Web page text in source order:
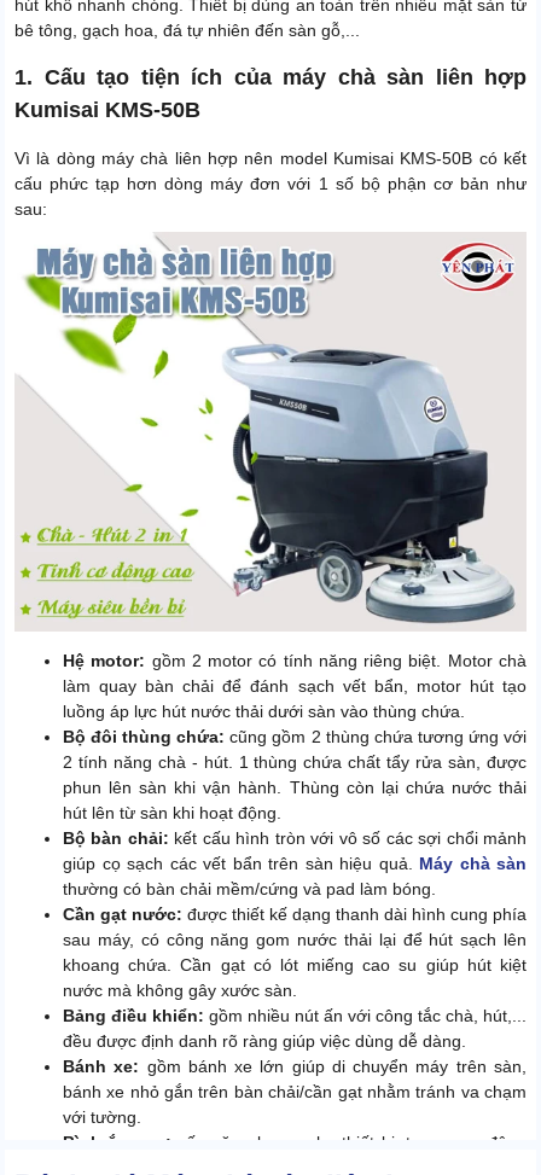
Thời gian bảo hành phần
điện và bơm
12 tháng
Thời gian bảo hành bình ắc
quy, sạc và van từ
6 tháng
Xuất xứ Chính hãng
hút khô nhanh chóng. Thiết bị dùng an toàn trên nhiều mặt sàn từ
bê tông, gạch hoa, đá tự nhiên đến sàn gỗ,...
1. Cấu tạo tiện ích của máy chà sàn liên hợp
Kumisai KMS-50B
Vì là dòng máy chà liên hợp nên model Kumisai KMS-50B có kết
cấu phức tạp hơn dòng máy đơn với 1 số bộ phận cơ bản như
sau:
Hệ motor: gồm 2 motor có tính năng riêng biệt. Motor chà
làm quay bàn chải để đánh sạch vết bẩn, motor hút tạo
luồng áp lực hút nước thải dưới sàn vào thùng chứa.
Bộ đôi thùng chứa: cũng gồm 2 thùng chứa tương ứng với
2 tính năng chà - hút. 1 thùng chứa chất tẩy rửa sàn, được
phun lên sàn khi vận hành. Thùng còn lại chứa nước thải
hút lên từ sàn khi hoạt động.
Bộ bàn chải: kết cấu hình tròn với vô số các sợi chổi mảnh
giúp cọ sạch các vết bẩn trên sàn hiệu quả. Máy chà sàn
thường có bàn chải mềm/cứng và pad làm bóng.
Cần gạt nước: được thiết kế dạng thanh dài hình cung phía
sau máy, có công năng gom nước thải lại để hút sạch lên
khoang chứa. Cần gạt có lót miếng cao su giúp hút kiệt
nước mà không gây xước sàn.
Bảng điều khiển: gồm nhiều nút ấn với công tắc chà, hút,...
đều được định danh rõ ràng giúp việc dùng dễ dàng.
Bánh xe: gồm bánh xe lớn giúp di chuyển máy trên sàn,
bánh xe nhỏ gắn trên bàn chải/cần gạt nhằm tránh va chạm
với tường.
Bình ắc quy: cấp năng lượng cho thiết bị, tạo sự cơ động